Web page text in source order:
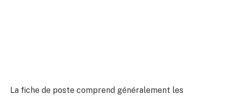
La fiche de poste comprend généralement les